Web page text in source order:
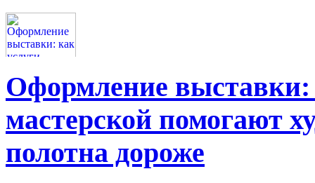
Оформление выставки:
мастерской помогают
полотна дороже